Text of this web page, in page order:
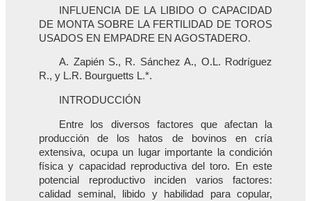
INFLUENCIA DE LA LIBIDO O CAPACIDAD
DE MONTA SOBRE LA FERTILIDAD DE TOROS
USADOS EN EMPADRE EN AGOSTADERO.
A. Zapién S., R. Sánchez A., O.L. Rodríguez
R., y L.R. Bourguetts L.*.
INTRODUCCIÓN
Entre los diversos factores que afectan la
producción de los hatos de bovinos en cría
extensiva, ocupa un lugar importante la condición
física y capacidad reproductiva del toro. En este
potencial reproductivo inciden varios factores:
calidad seminal, libido y habilidad para copular,